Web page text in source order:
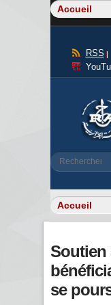
RSS
Rechercher
Soutien
se